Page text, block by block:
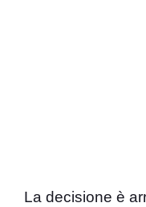
La decisione è